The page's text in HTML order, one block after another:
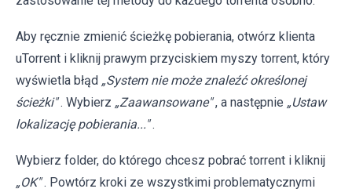
Aby ręcznie zmienić ścieżkę pobierania, otwórz klienta
uTorrent i kliknij prawym przyciskiem myszy torrent, który
wyświetla błąd „System nie może znaleźć określonej
ścieżki" . Wybierz „Zaawansowane" , a następnie „Ustaw
lokalizację pobierania..." .
Wybierz folder, do którego chcesz pobrać torrent i kliknij
„OK" . Powtórz kroki ze wszystkimi problematycznymi